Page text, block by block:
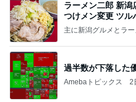
ラーメン二郎 新潟
つけメン変更 ツル
主に新潟グルメとラ
過半数が下落した
Amebaトピックス 2